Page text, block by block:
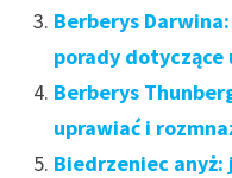
Berberys
porady dotyczące
Berberys
uprawiać i
Biedrzeniec anyż: